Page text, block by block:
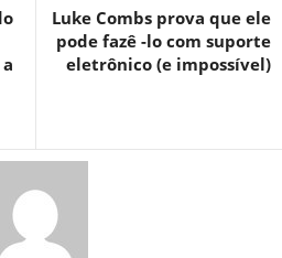
Luke Combs prova que ele
pode fazê -lo com suporte
eletrônico (e impossível)